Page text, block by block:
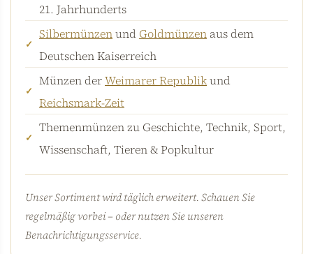
21. Jahrhunderts
Silbermünzenund Goldmünzen aus dem
Deutschen Kaiserreich
Münzen derWeimarer Republikund
Reichsmark-Zeit
Themenmünzen zu Geschichte, Technik, Sport,
Wissenschaft, Tieren & Popkultur
Unser Sortiment wird täglich erweitert. Schauen Sie
regelmäßig vorbei – oder nutzen Sie unseren
Benachrichtigungsservice.